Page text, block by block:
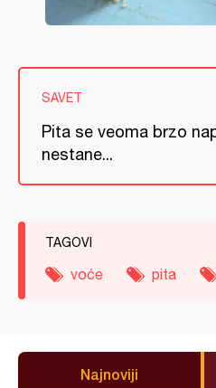
SAVET
Pita se veoma brzo
nestane...
TAGOVI
voće pita
Najnoviji